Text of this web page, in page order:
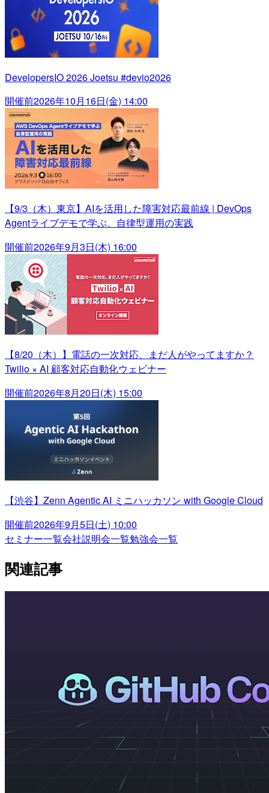
DevelopersIO 2026 Joetsu #devio2026
開催前2026年10月16日(金) 14:00
【9/3（木）東京】AIを活用した障害対応最前線 | DevOps
Agentライブデモで学ぶ、自律型運用の実践
開催前2026年9月3日(木) 16:00
【8/20（木）】電話の一次対応、まだ人がやってますか？
Twilio × AI 顧客対応自動化ウェビナー
開催前2026年8月20日(木) 15:00
【渋谷】Zenn Agentic AI ミニハッカソン with Google Cloud
開催前2026年9月5日(土) 10:00
セミナー一覧会社説明会一覧勉強会一覧
関連記事